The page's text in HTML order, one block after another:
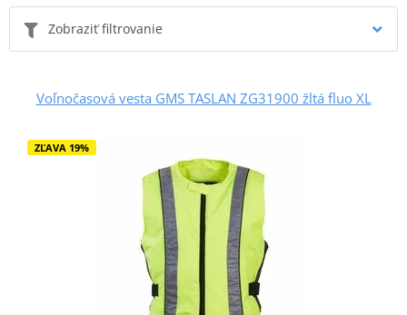
Zobraziť filtrovanie
Voľnočasová vesta GMS TASLAN ZG31900 žltá fluo XL
ZĽAVA 19%